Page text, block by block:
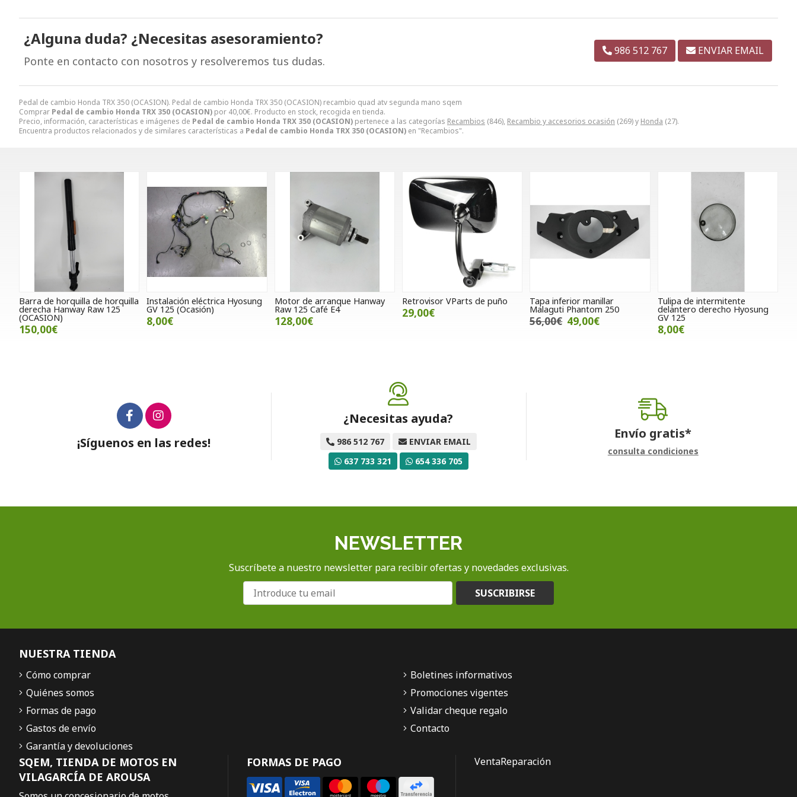
Pedal de cambio Honda TRX 350 (OCASION). Pedal de cambio Honda TRX 350 (OCASION) recambio quad atv segunda mano sqem
Comprar Pedal de cambio Honda TRX 350 (OCASION) por 40,00€. Producto en stock, recogida en tienda.
Precio, información, características e imágenes de Pedal de cambio Honda TRX 350 (OCASION) pertenece a las categorías Recambios (846), Recambio y accesorios ocasión (269) y Honda (27).
Encuentra productos relacionados y de similares características a Pedal de cambio Honda TRX 350 (OCASION) en "Recambios".
¿Alguna duda? ¿Necesitas asesoramiento?
Ponte en contacto con nosotros y resolveremos tus dudas.
986 512 767 ENVIAR EMAIL
Barra de horquilla de horquilla
derecha Hanway Raw 125
(OCASION)
150,00€
Instalación eléctrica Hyosung
GV 125 (Ocasión)
8,00€
Motor de arranque Hanway
Raw 125 Café E4
128,00€
Retrovisor VParts de puño
29,00€
Tapa inferior manillar
Malaguti Phantom 250
56,00€ 49,00€
Tulipa de intermitente
delantero derecho Hyosung
GV 125
8,00€
¡Síguenos en las redes!
¿Necesitas ayuda?
986 512 767
ENVIAR EMAIL
637 733 321
654 336 705
Envío gratis*
consulta condiciones
NEWSLETTER
Suscríbete a nuestro newsletter para recibir ofertas y novedades exclusivas.
SUSCRIBIRSE
SQEM, TIENDA DE MOTOS EN
VILAGARCÍA DE AROUSA
FORMAS DE PAGO
NUESTRA TIENDA
Cómo comprar
Quiénes somos
Formas de pago
Gastos de envío
Garantía y devoluciones
Boletines informativos
Promociones vigentes
Validar cheque regalo
Contacto
VentaReparación